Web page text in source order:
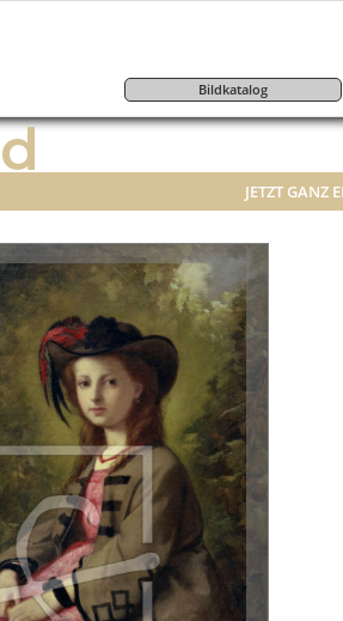
Bildkatalog
JETZT GANZ